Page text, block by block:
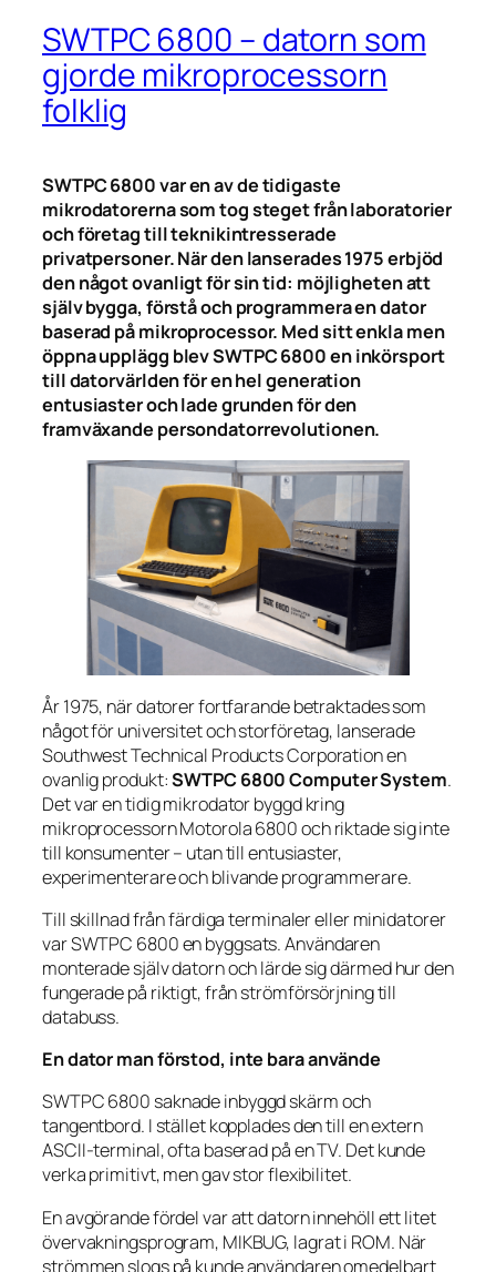
SWTPC 6800 – datorn som
gjorde mikroprocessorn
folklig
SWTPC 6800 var en av de tidigaste
mikrodatorerna som tog steget från laboratorier
och företag till teknikintresserade
privatpersoner. När den lanserades 1975 erbjöd
den något ovanligt för sin tid: möjligheten att
själv bygga, förstå och programmera en dator
baserad på mikroprocessor. Med sitt enkla men
öppna upplägg blev SWTPC 6800 en inkörsport
till datorvärlden för en hel generation
entusiaster och lade grunden för den
framväxande persondatorrevolutionen.
År 1975, när datorer fortfarande betraktades som
något för universitet och storföretag, lanserade
Southwest Technical Products Corporation en
ovanlig produkt:SWTPC 6800 Computer System.
Det var en tidig mikrodator byggd kring
mikroprocessorn Motorola 6800 och riktade sig inte
till konsumenter – utan till entusiaster,
experimenterare och blivande programmerare.
Till skillnad från färdiga terminaler eller minidatorer
var SWTPC 6800 en byggsats. Användaren
monterade själv datorn och lärde sig därmed hur den
fungerade på riktigt, från strömförsörjning till
databuss.
En dator man förstod, inte bara använde
SWTPC 6800 saknade inbyggd skärm och
tangentbord. I stället kopplades den till en extern
ASCII-terminal, ofta baserad på en TV. Det kunde
verka primitivt, men gav stor flexibilitet.
En avgörande fördel var att datorn innehöll ett litet
övervakningsprogram, MIKBUG, lagrat i ROM. När
strömmen slogs på kunde användaren omedelbart